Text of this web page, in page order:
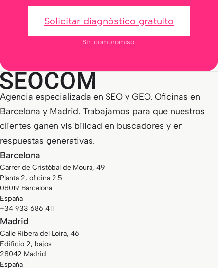
Solicitar diagnóstico gratuito
Sin compromiso.
Agencia especializada en SEO y GEO. Oficinas en
Barcelona y Madrid. Trabajamos para que nuestros
clientes ganen visibilidad en buscadores y en
respuestas generativas.
Barcelona
Carrer de Cristóbal de Moura, 49
Planta 2, oficina 2.5
08019 Barcelona
España
+34 933 686 411
Madrid
Calle Ribera del Loira, 46
Edificio 2, bajos
28042 Madrid
España